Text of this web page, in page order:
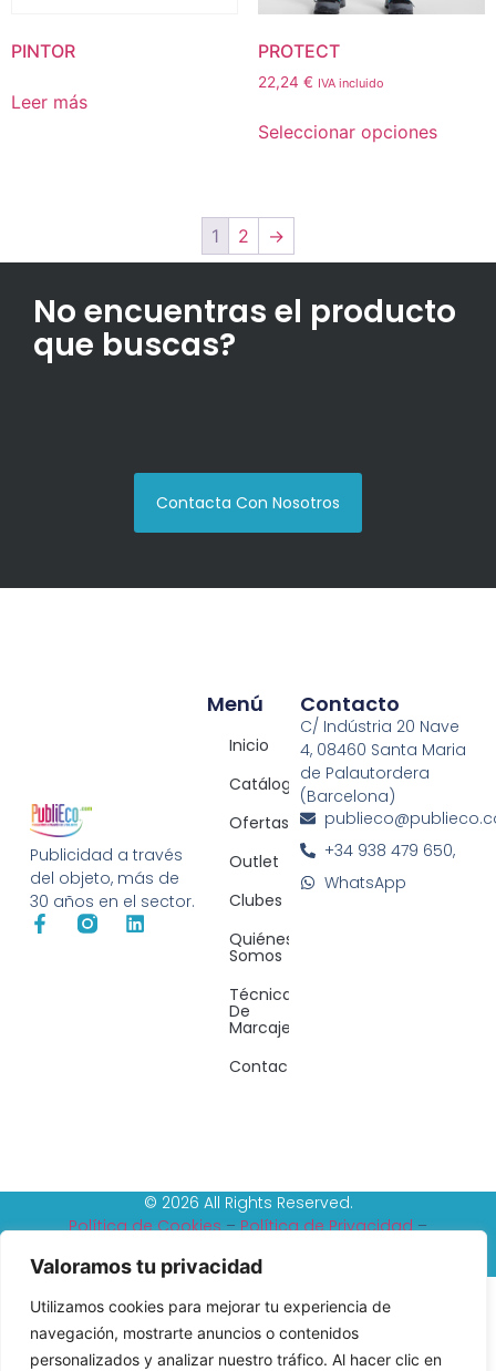
Valoramos tu privacidad
Utilizamos cookies para mejorar tu experiencia de
navegación, mostrarte anuncios o contenidos
personalizados y analizar nuestro tráfico. Al hacer clic en
PINTOR
Leer más
PROTECT
22,24 € IVA incluido
Seleccionar opciones
1 2 →
No encuentras el producto
que buscas?
Contacta Con Nosotros
Publicidad a través
del objeto, más de
30 años en el sector.
Menú
Inicio
Catálogos
Ofertas
Outlet
Clubes
Quiénes
Somos
Técnicas
De
Marcaje
Contacto
Contacto
C/ Indústria 20 Nave
4, 08460 Santa Maria
de Palautordera
(Barcelona)
+34 938 479 650,
WhatsApp
© 2026 All Rights Reserved.
Política de Cookies–Política de Privacidad–